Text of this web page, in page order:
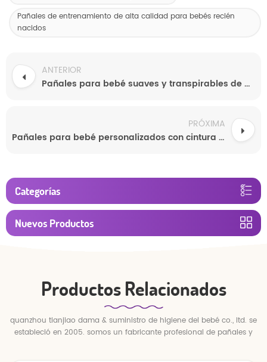
Pañales de entrenamiento de alta calidad para bebés recién
nacidos
ANTERIOR
Pañales para bebé suaves y transpirables de alta calidad al por mayor
PRÓXIMA
Pañales para bebé personalizados con cintura elástica (venta al por mayor)
Categorías
Nuevos Productos
Productos Relacionados
quanzhou tianjiao dama & suministro de higiene del bebé co., ltd. se
estableció en 2005. somos un fabricante profesional de pañales y